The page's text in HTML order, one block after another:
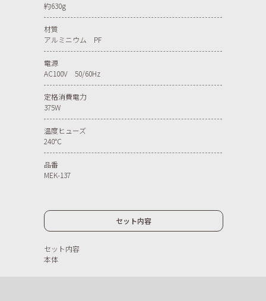
約630g
材質
アルミニウム PF
電源
AC100V 50/60Hz
定格消費電力
375W
温度ヒューズ
240℃
品番
MEK-137
セット内容
セット内容
本体